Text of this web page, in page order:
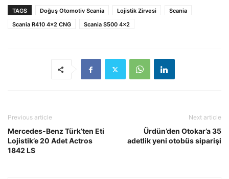
TAGS Doğuş Otomotiv Scania Lojistik Zirvesi
Scania
Scania R410 4x2 CNG
Scania S500 4x2
Previous article
Mercedes-Benz Türk’ten Eti
Lojistik’e 20 Adet Actros
1842 LS
Next article
Ürdün’den Otokar’a 35
adetlik yeni otobüs siparişi